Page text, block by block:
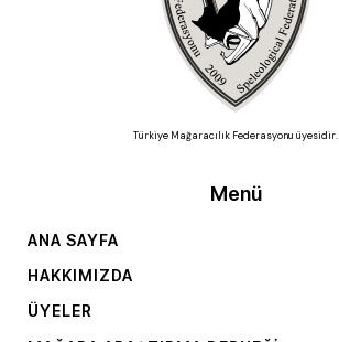
Türkiye Mağaracılık Federasyonu üyesidir.
Menü
ANA SAYFA
HAKKIMIZDA
ÜYELER